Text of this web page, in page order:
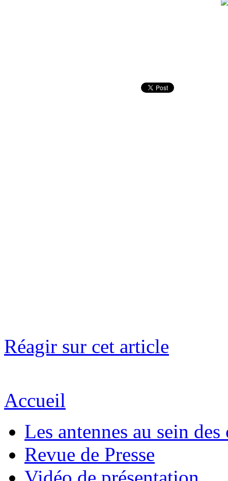
Réagir sur cet article
Accueil
Les antennes au sein des
Revue de Presse